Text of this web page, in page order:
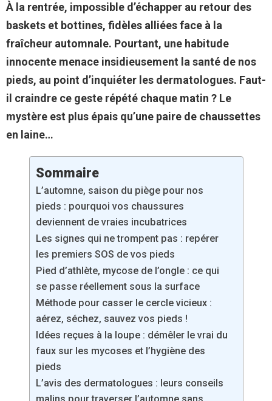
À la rentrée, impossible d’échapper au retour des
baskets et bottines, fidèles alliées face à la
fraîcheur automnale. Pourtant, une habitude
innocente menace insidieusement la santé de nos
pieds, au point d’inquiéter les dermatologues. Faut-
il craindre ce geste répété chaque matin ? Le
mystère est plus épais qu’une paire de chaussettes
en laine…
Sommaire
L’automne, saison du piège pour nos
pieds : pourquoi vos chaussures
deviennent de vraies incubatrices
Les signes qui ne trompent pas : repérer
les premiers SOS de vos pieds
Pied d’athlète, mycose de l’ongle : ce qui
se passe réellement sous la surface
Méthode pour casser le cercle vicieux :
aérez, séchez, sauvez vos pieds !
Idées reçues à la loupe : démêler le vrai du
faux sur les mycoses et l’hygiène des
pieds
L’avis des dermatologues : leurs conseils